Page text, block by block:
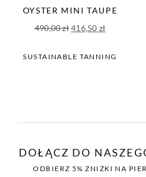
OYSTER MINI TAUPE
490,00złPierwotna
wynosiła:
416,50 zł
wynosi:
SUSTAINABLE TANNING
DOŁĄCZ DO
ODBIERZ 5% ZNIŻKI NA